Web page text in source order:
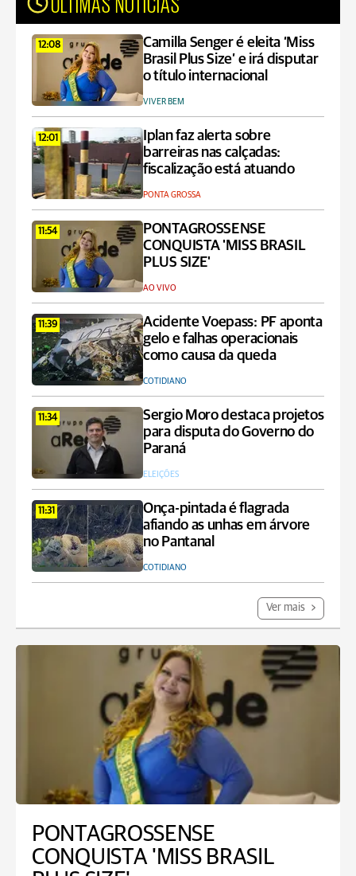
12:08
Camilla Senger é eleita ‘Miss
Brasil Plus Size’ e irá disputar
o título internacional
VIVER BEM
12:01
Iplan faz alerta sobre
barreiras nas calçadas:
fiscalização está atuando
PONTA GROSSA
11:54
PONTAGROSSENSE
CONQUISTA 'MISS BRASIL
PLUS SIZE'
AO VIVO
11:39
Acidente Voepass: PF aponta
gelo e falhas operacionais
como causa da queda
COTIDIANO
11:34
Sergio Moro destaca projetos
para disputa do Governo do
Paraná
ELEIÇÕES
11:31
Onça-pintada é flagrada
afiando as unhas em árvore
no Pantanal
COTIDIANO
Ver mais
PONTAGROSSENSE
CONQUISTA 'MISS BRASIL